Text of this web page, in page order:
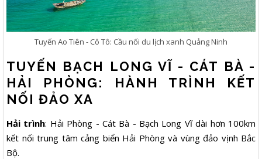
Tuyến Ao Tiên - Cô Tô: Cầu nối du lịch xanh Quảng Ninh
TUYẾN BẠCH LONG VĨ - CÁT BÀ -
HẢI PHÒNG: HÀNH TRÌNH KẾT
NỐI ĐẢO XA
Hải trình: Hải Phòng - Cát Bà - Bạch Long Vĩ dài hơn 100km
kết nối trung tâm cảng biển Hải Phòng và vùng đảo vịnh Bắc
Bộ.